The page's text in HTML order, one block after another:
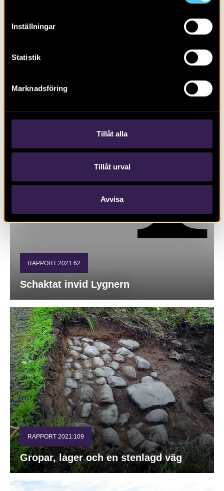
Inställningar
Statistik
Marknadsföring
Tillåt alla
Tillåt urval
Avvisa
RAPPORT 2021:3
Sökschakt i hästhagar
RAPPORT 2021:62
Schaktat invid Lygnern
RAPPORT 2021:109
Gropar, lager och en stenlagd väg